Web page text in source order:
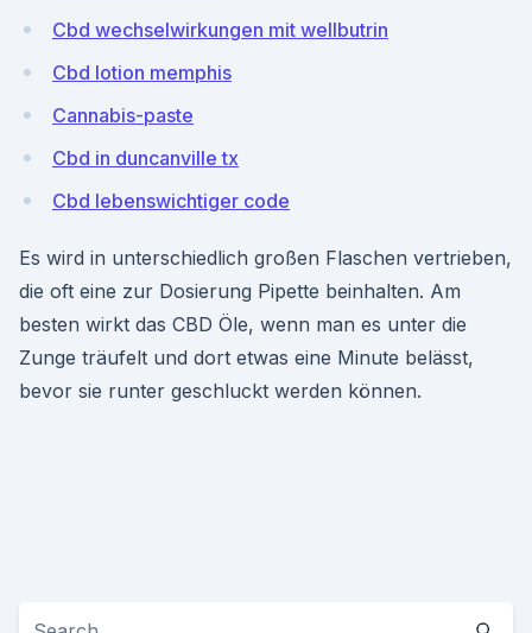
Cbd wechselwirkungen mit wellbutrin
Cbd lotion memphis
Cannabis-paste
Cbd in duncanville tx
Cbd lebenswichtiger code
Es wird in unterschiedlich großen Flaschen vertrieben,
die oft eine zur Dosierung Pipette beinhalten. Am
besten wirkt das CBD Öle, wenn man es unter die
Zunge träufelt und dort etwas eine Minute belässt,
bevor sie runter geschluckt werden können.